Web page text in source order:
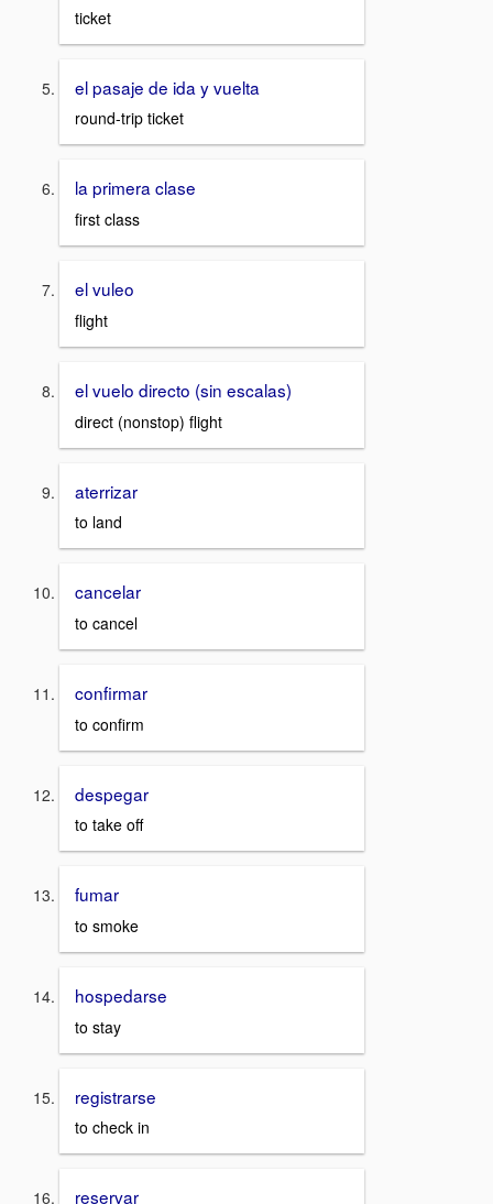
ticket
el pasaje de ida y vuelta
round-trip ticket
la primera clase
first class
el vuleo
flight
el vuelo directo (sin escalas)
direct (nonstop) flight
aterrizar
to land
cancelar
to cancel
confirmar
to confirm
despegar
to take off
fumar
to smoke
hospedarse
to stay
registrarse
to check in
reservar